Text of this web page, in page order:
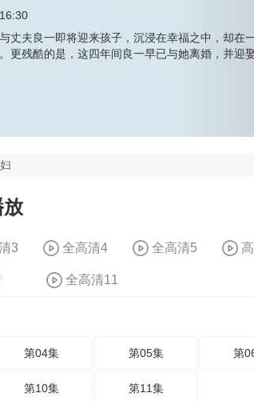
丈夫良一即将迎来孩子，沉浸在幸福之中，却在
更残酷的是，这四年间良一早已与她离婚，并迎
3 全高清4 全高清5
全高清11
第04集 第05集 第
第10集 第11集